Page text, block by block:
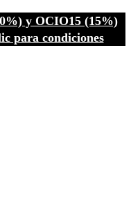
y OCIO15 (15%)
para condiciones